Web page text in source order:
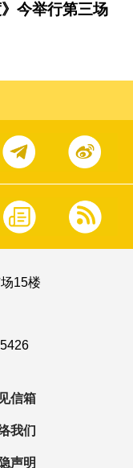
今举行第三场
15楼
信箱
我们
声明